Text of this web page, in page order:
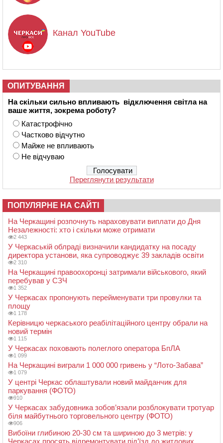
Канал YouTube
ОПИТУВАННЯ
На скільки сильно впливають відключення світла на
ваше життя, зокрема роботу?
Катастрофічно
Частково відчутно
Майже не впливають
Не відчуваю
Переглянути результати
ПОПУЛЯРНЕ НА САЙТІ
На Черкащині розпочнуть нараховувати виплати до Дня
Незалежності: хто і скільки може отримати
2 443
У Черкаській облраді визначили кандидатку на посаду
директора установи, яка супроводжує 39 закладів освіти
2 310
На Черкащині правоохоронці затримали військового, який
перебував у СЗЧ
1 352
У Черкасах пропонують перейменувати три провулки та
площу
1 178
Керівницю черкаського реабілітаційного центру обрали на
новий термін
1 115
У Черкасах поховають полеглого оператора БпЛА
1 099
На Черкащині виграли 1 000 000 гривень у “Лото-Забава”
1 079
У центрі Черкас облаштували новий майданчик для
паркування (ФОТО)
910
У Черкасах забудовника зобов’язали розблокувати тротуар
біля майбутнього торговельного центру (ФОТО)
906
Вибоїни глибиною 20-30 см та шириною до 3 метрів: у
Черкасах просять відремонтувати під’їзд до житлових